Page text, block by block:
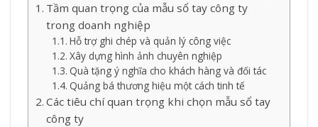
Tầm quan trọng của mẫu sổ tay công ty
trong doanh nghiệp
Hỗ trợ ghi chép và quản lý công việc
Xây dựng hình ảnh chuyên nghiệp
Quà tặng ý nghĩa cho khách hàng và đối tác
Quảng bá thương hiệu một cách tinh tế
Các tiêu chí quan trọng khi chọn mẫu sổ tay
công ty